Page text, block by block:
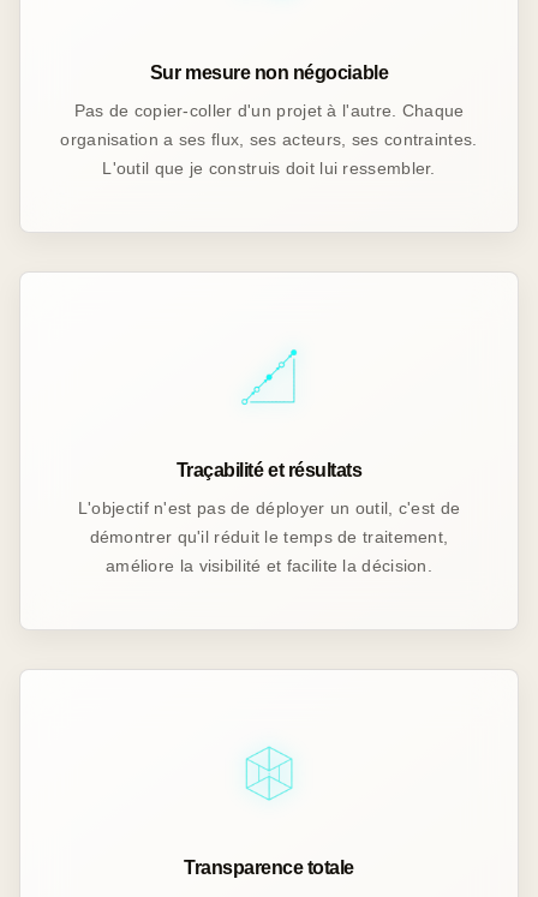
Sur mesure non négociable
Pas de copier-coller d'un projet à l'autre. Chaque
organisation a ses flux, ses acteurs, ses contraintes.
L'outil que je construis doit lui ressembler.
Traçabilité et résultats
L'objectif n'est pas de déployer un outil, c'est de
démontrer qu'il réduit le temps de traitement,
améliore la visibilité et facilite la décision.
Transparence totale